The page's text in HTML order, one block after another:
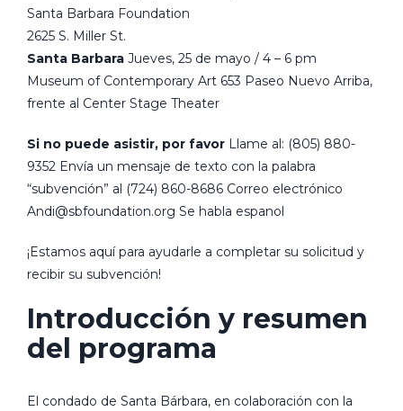
Santa Barbara Foundation
2625 S. Miller St.
Santa Barbara Jueves, 25 de mayo / 4 – 6 pm
Museum of Contemporary Art 653 Paseo Nuevo Arriba,
frente al Center Stage Theater
Si no puede asistir, por favor Llame al: (805) 880-
9352 Envía un mensaje de texto con la palabra
“subvención” al (724) 860-8686 Correo electrónico
Andi@sbfoundation.org Se habla espanol
¡Estamos aquí para ayudarle a completar su solicitud y
recibir su subvención!
Introducción y resumen
del programa
El condado de Santa Bárbara, en colaboración con la